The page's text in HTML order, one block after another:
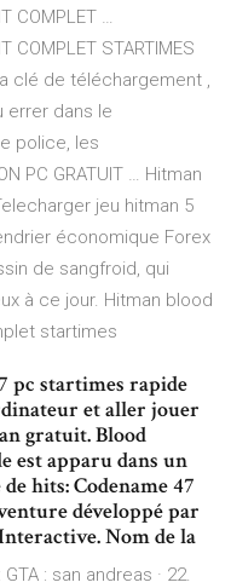
COMPLET …
COMPLET STARTIMES
clé de téléchargement ,
errer dans le
police, les
PC GRATUIT … Hitman
jeu hitman 5
économique Forex
de sangfroid, qui
à ce jour. Hitman blood
startimes
pc startimes rapide
et aller jouer
gratuit. Blood
est apparu dans un
hits: Codename 47
développé par
Nom de la
: san andreas · 22.